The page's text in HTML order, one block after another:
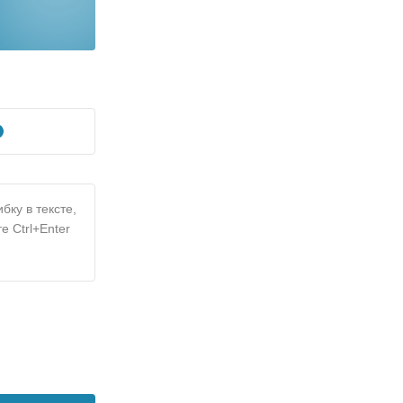
в тексте,
Ctrl+Enter